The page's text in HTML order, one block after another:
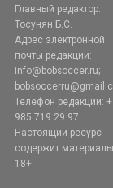
Главный редактор:
Тосунян Б.С.
Адрес электронной
почты редакции:
info@bobsoccer.ru;
Телефон редакции:
985 719 29 97
Настоящий ресурс
содержит
18+